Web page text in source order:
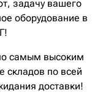
задачу вашего
оборудование в
самым высоким
складов по всей
доставки!